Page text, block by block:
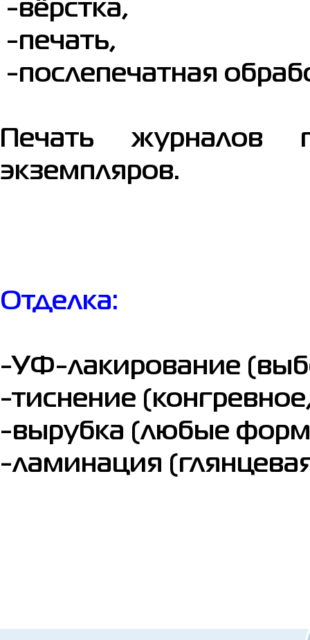
-вёрстка,
-печать,
-послепечатная
Печать журналов
экземпляров.
Отделка:
-УФ-лакирование
-тиснение
-вырубка (любые
-ламинация